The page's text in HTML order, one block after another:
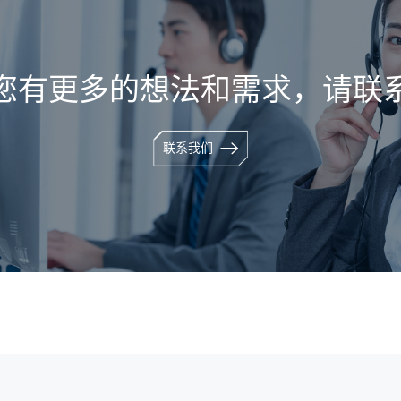
有更多的想法和需求，请联
联系我们